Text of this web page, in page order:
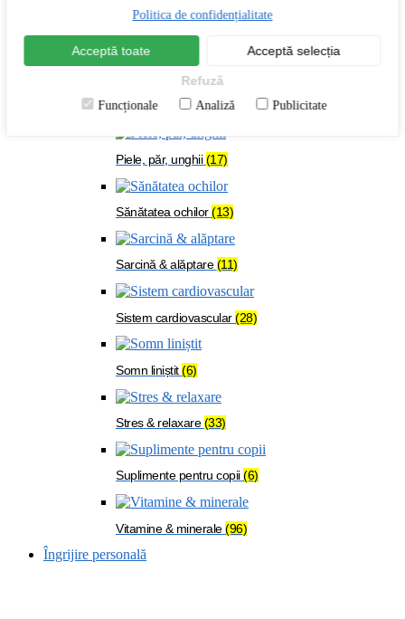
Oase & mușchi
Organism solicitat(108)
Piele, păr, unghii(17)
Sănătatea ochilor(13)
Sarcină & alăptare(11)
Sistem cardiovascular(28)
Somn liniștit(6)
Stres & relaxare(33)
Suplimente pentru copii(6)
Vitamine & minerale(96)
Îngrijire personală
Politica de confidențialitate
Acceptă toate Acceptă selecția
Refuză
Funcționale Analiză Publicitate